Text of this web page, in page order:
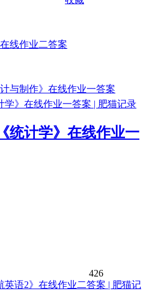
线作业二答案
与制作》在线作业一答案
统计学》在线作业一
426